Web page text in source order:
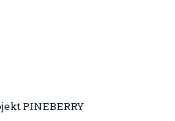
PINEBERRY